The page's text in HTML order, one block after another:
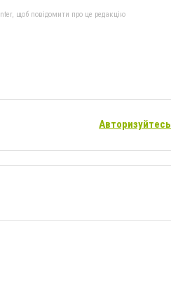
щоб повідомити про це редакцію
Авторизуйтесь